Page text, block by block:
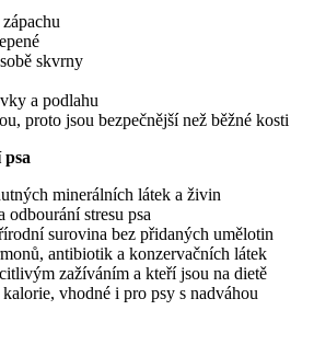
skvrny
a podlahu
proto jsou bezpečnější než běžné kosti
minerálních látek a živin
odbourání stresu psa
surovina bez přidaných umělotin
antibiotik a konzervačních látek
zažíváním a kteří jsou na dietě
vhodné i pro psy s nadváhou